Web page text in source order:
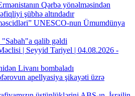
Qərbə yönəlməsindən
şübhə altındadır
UNESCO-nun Ümumdünya
qalib gəldi
| Seyyid Tariyel | 04.08.2026 -
Livanı bombaladı
apellyasiya şikayəti üzrə